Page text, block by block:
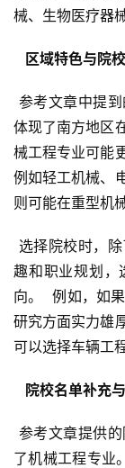
械、生物医疗器
区域特色与院
体现了南方地区
械工程专业可能
例如轻工机械、
则可能在重型机
趣和职业规划，
向。  例如，如
研究方面实力雄
可以选择车辆工
院校名单补充
了机械工程专业